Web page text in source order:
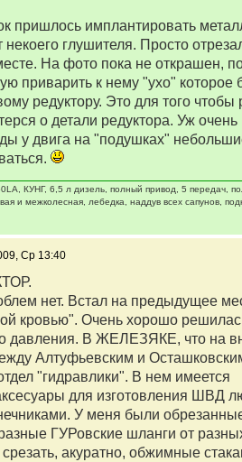
пришлось имплантировать
некоего глушителя. Просто
На фото пока не открашен,
приварить к нему "ухо" которое
редуктору. Это для того
о детали редуктора. Уж очень
у двига на "подушках"
КУНГ, 6,5 л дизель, полный привод, 5 передач,
и межколесная, лебедка, наддув всех сапунов,
Ср 13:40
нет. Встал на предыдущее
кровью". Очень хорошо
давления. В ЖЕЛЕЗЯКЕ, что на
Алтуфьевским и
"гидравлики". В нем имеется
для изготовления ШВД
У меня были
ГУРовские шланги от
акуратно, обжимные